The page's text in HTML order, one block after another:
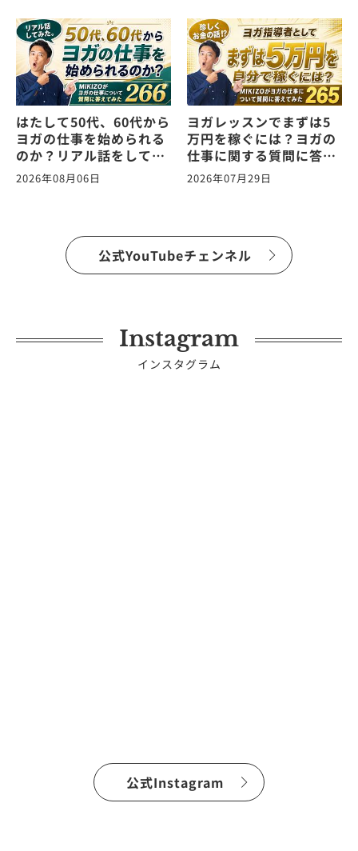
はたして50代、60代から
ヨガの仕事を始められる
のか？リアル話をしてみ
た。ヨガの仕事に関する
質問に答えます！
2026年08月06日
ヨガレッスンでまずは5
万円を稼ぐには？ヨガの
仕事に関する質問に答え
ます！vol.265
2026年07月29日
公式YouTubeチェンネル
Instagram
インスタグラム
公式Instagram